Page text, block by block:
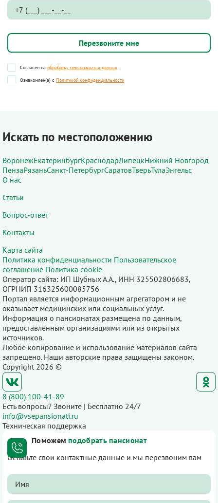
Согласен на обработку персональных данных
Ознакомлен(а) с Политикой конфиденциальности
Искать по местоположению
ВоронежЕкатеринбургКраснодарЛипецкНижний Новгород
ПензаРязаньСанкт-ПетербургСаратовТверьТулаЭнгельс
О нас
Статьи
Вопрос-ответ
Контакты
Карта сайта
Политика конфиденциальности Пользовательское
соглашение Политика cookie
Оператор сайта: ИП Шубных А.А., ИНН 325502806683,
ОГРНИП 316325600085756
Портал является информационным агрегатором и не
оказывает медицинских или социальных услуг.
Информация о пансионатах размещена по данным,
предоставленным организациями или из открытых
источников.
Любое копирование и использование материалов сайта
запрещено. Наши авторские права защищены законом.
Copyright 2026 ©
8 (800) 100-41-89
Есть вопросы? Звоните | Бесплатно 24/7
info@vsepansionati.ru
Техническая поддержка
Поможем подобрать пансионат
Оставьте свои контактные данные и мы перезвоним вам